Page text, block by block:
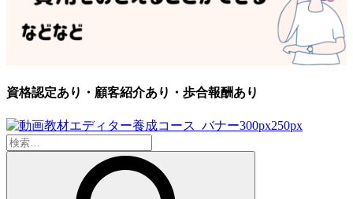
資格認定あり・顧客紹介あり・歩合報酬あり
検
索: